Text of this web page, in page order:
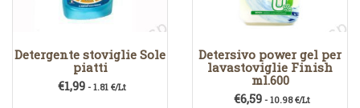
Detergente stoviglie Sole
piatti
€1,99 - 1.81 €/Lt
Detersivo power gel per
lavastoviglie Finish
ml.600
€6,59 - 10.98 €/Lt